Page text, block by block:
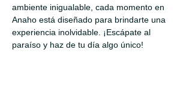
ambiente inigualable, cada momento en
Anaho está diseñado para brindarte una
experiencia inolvidable. ¡Escápate al
paraíso y haz de tu día algo único!